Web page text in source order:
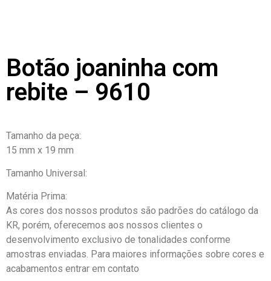
Botão joaninha com
rebite – 9610
Tamanho da peça:
15 mm x 19 mm
Tamanho Universal:
Matéria Prima:
As cores dos nossos produtos são padrões do catálogo da
KR, porém, oferecemos aos nossos clientes o
desenvolvimento exclusivo de tonalidades conforme
amostras enviadas. Para maiores informações sobre cores e
acabamentos entrar em contato